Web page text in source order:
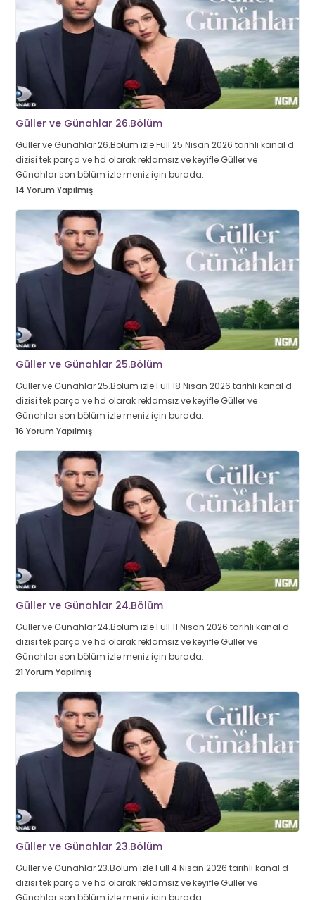
Güller ve Günahlar 26.Bölüm
Güller ve Günahlar 26.Bölüm izle Full 25 Nisan 2026 tarihli kanal d
dizisi tek parça ve hd olarak reklamsız ve keyifle Güller ve
Günahlar son bölüm izle meniz için burada.
14 Yorum Yapılmış
Güller ve Günahlar 25.Bölüm
Güller ve Günahlar 25.Bölüm izle Full 18 Nisan 2026 tarihli kanal d
dizisi tek parça ve hd olarak reklamsız ve keyifle Güller ve
Günahlar son bölüm izle meniz için burada.
16 Yorum Yapılmış
Güller ve Günahlar 24.Bölüm
Güller ve Günahlar 24.Bölüm izle Full 11 Nisan 2026 tarihli kanal d
dizisi tek parça ve hd olarak reklamsız ve keyifle Güller ve
Günahlar son bölüm izle meniz için burada.
21 Yorum Yapılmış
Güller ve Günahlar 23.Bölüm
Güller ve Günahlar 23.Bölüm izle Full 4 Nisan 2026 tarihli kanal d
dizisi tek parça ve hd olarak reklamsız ve keyifle Güller ve
Günahlar son bölüm izle meniz için burada.